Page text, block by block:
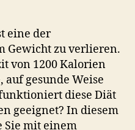
verlieren
Sie
5
kg
in
4
eine der
Gewicht zu verlieren.
von 1200 Kalorien
auf gesunde Weise
diese Diät
geeignet? In diesem
Sie mit einem